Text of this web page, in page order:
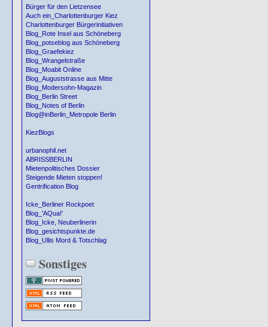
Bürger für den Lietzensee
Auch ein_Charlottenburger Kiez
Charlottenburger Bürgerinitiativen
Blog_Rote Insel aus Schöneberg
Blog_potseblog aus Schöneberg
Blog_Graefekiez
Blog_Wrangelstraße
Blog_Moabit Online
Blog_Auguststrasse aus Mitte
Blog_Modersohn-Magazin
Blog_Berlin Street
Blog_Notes of Berlin
Blog@inBerlin_Metropole Berlin
KiezBlogs
urbanophil.net
ABRISSBERLIN
Mietenpolitisches Dossier
Steigende Mieten stoppen!
Gentrification Blog
Icke_Berliner Rockpoet
Blog_'AQua!'
Blog_Icke, Neuberlinerin
Blog_gesichtspunkte.de
Blog_Ullis Mord & Totschlag
Sonstiges